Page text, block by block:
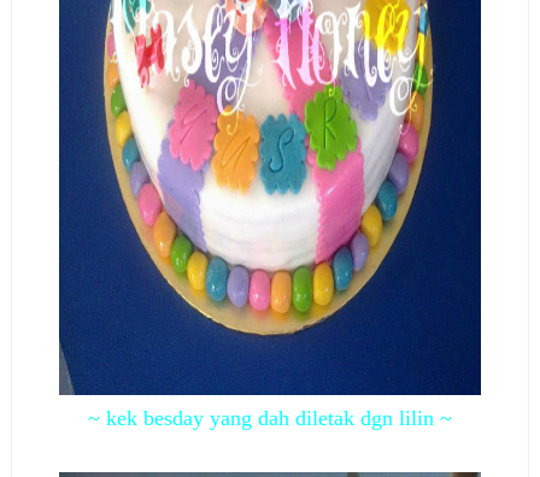
~ kek besday yang dah diletak dgn lilin ~